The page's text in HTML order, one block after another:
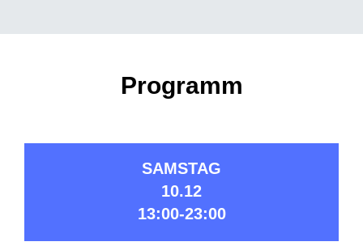
Programm
SAMSTAG
10.12
13:00-23:00